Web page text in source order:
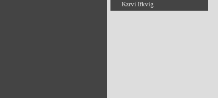
Kzrvi Ifkvig